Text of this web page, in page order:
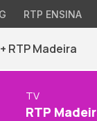
RTP ENSINA
+ RTP Madeira
TV
RTP